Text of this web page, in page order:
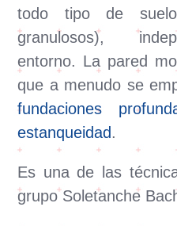
todo tipo de
granulosos),
entorno. La pared
que a menudo se
fundaciones
estanqueidad.
Es una de las
grupo Soletanche